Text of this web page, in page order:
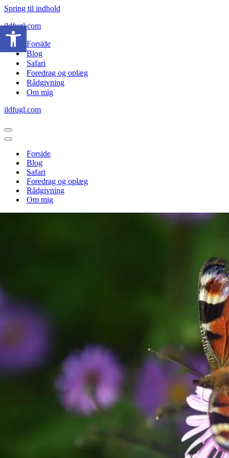
Spring til indhold
ildfugl.com
Forside
Blog
Safari
Foredrag og oplæg
Rådgivning
Om mig
ildfugl.com
Navigation
menu
Navigation
Forside
Blog
Safari
Foredrag og oplæg
Rådgivning
Om mig
Open toolbar